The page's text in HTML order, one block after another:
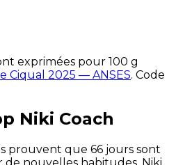
exprimées pour 100 g
Ciqual 2025 — ANSES. Code
Niki Coach
prouvent que 66 jours sont